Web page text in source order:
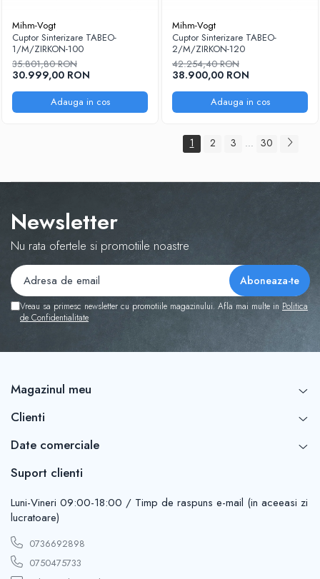
Mihm-Vogt
Cuptor Sinterizare TABEO-
1/M/ZIRKON-100
35.801,80 RON
30.999,00 RON
Adauga in cos
Mihm-Vogt
Cuptor Sinterizare TABEO-
2/M/ZIRKON-120
42.254,40 RON
38.900,00 RON
Adauga in cos
1 2 3 ... 30
Newsletter
Nu rata ofertele si promotiile noastre
Vreau sa primesc newsletter cu promotiile magazinului. Afla mai multe in Politica
de Confidentialitate
Magazinul meu
Clienti
Date comerciale
Suport clienti
Luni-Vineri 09:00-18:00 / Timp de raspuns e-mail (in aceeasi zi
lucratoare)
0736692898
0750475733